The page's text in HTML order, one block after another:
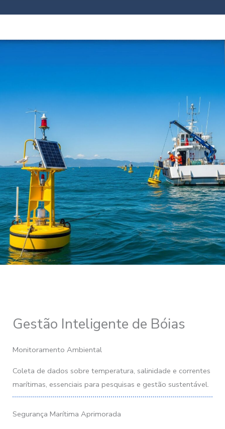
Gestão Inteligente de Bóias
Monitoramento Ambiental
Coleta de dados sobre temperatura, salinidade e correntes
marítimas, essenciais para pesquisas e gestão sustentável.
Segurança Marítima Aprimorada